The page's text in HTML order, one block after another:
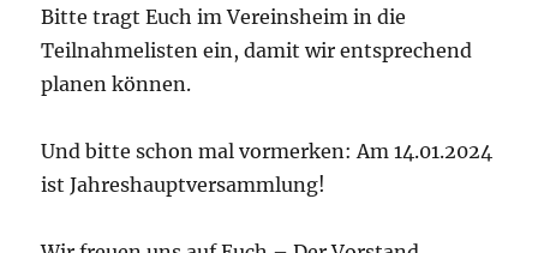
Bitte tragt Euch im Vereinsheim in die
Teilnahmelisten ein, damit wir entsprechend
planen können.
Und bitte schon mal vormerken: Am 14.01.2024
ist Jahreshauptversammlung!